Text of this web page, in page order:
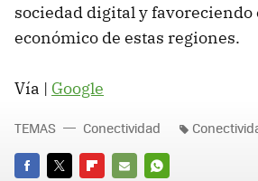
sociedad digital y favoreciendo
económico de estas regiones.
Vía | Google
TEMAS Conectividad